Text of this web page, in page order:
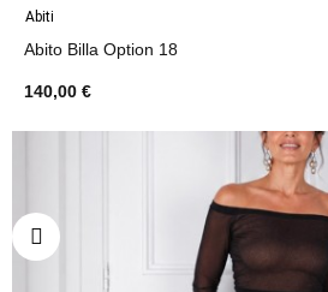
Abiti
Abito Billa Option 18
140,00 €